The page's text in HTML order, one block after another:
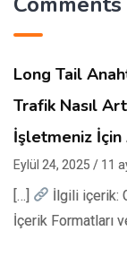
Long Tail
Trafik Nasıl
İşletmeniz İçin
Eylül 24, 2025 / 11
[…]
İlgili içerik:
İçerik Formatları